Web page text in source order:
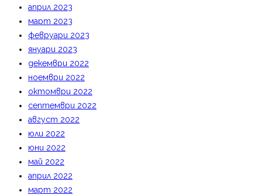
април 2023
март 2023
февруари 2023
януари 2023
декември 2022
ноември 2022
октомври 2022
септември 2022
август 2022
юли 2022
юни 2022
май 2022
април 2022
март 2022